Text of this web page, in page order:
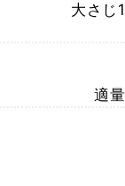
大さじ1
適量